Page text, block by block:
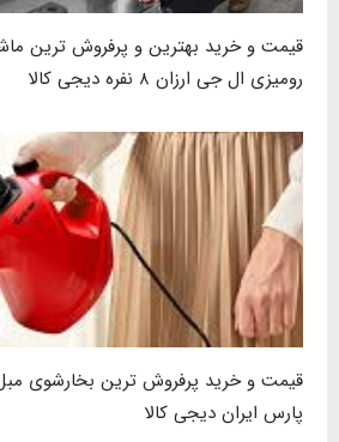
قیمت و خرید بهترین و پرفروش ترین
رومیزی ال جی ارزان ۸ نفره دیجی کالا
قیمت و خرید پرفروش ترین بخارشوی
پارس ایران دیجی کالا